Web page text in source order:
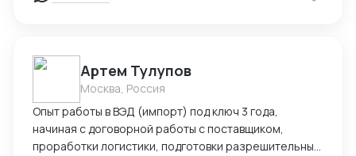
Артем Тулупов
Москва, Россия
Опыт работы в ВЭД (импорт) под ключ 3 года,
начиная с договорной работы с поставщиком,
проработки логистики, подготовки разрешительных